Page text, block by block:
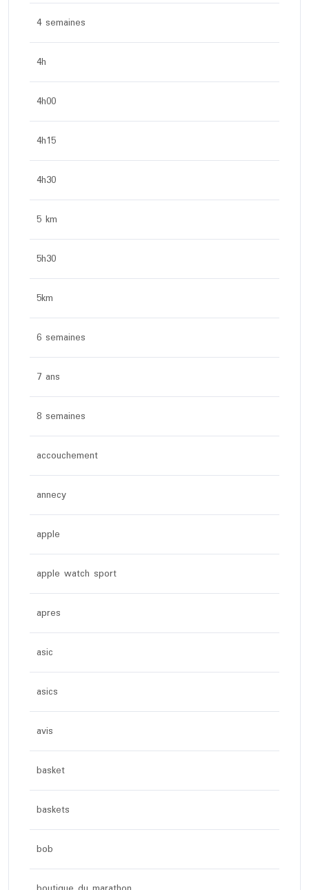
4 semaines
4h
4h00
4h15
4h30
5 km
5h30
5km
6 semaines
7 ans
8 semaines
accouchement
annecy
apple
apple watch sport
apres
asic
asics
avis
basket
baskets
bob